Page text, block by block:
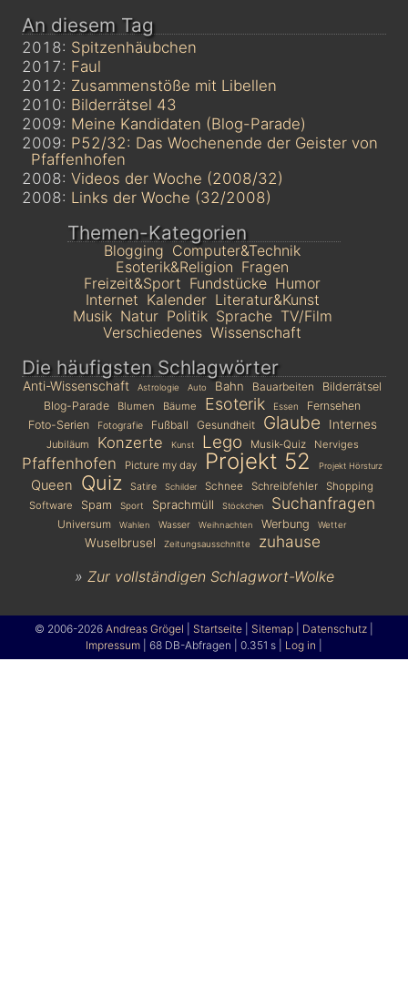
An diesem Tag
2018: Spitzenhäubchen
2017: Faul
2012: Zusammenstöße mit Libellen
2010: Bilderrätsel 43
2009: Meine Kandidaten (Blog-Parade)
2009: P52/32: Das Wochenende der Geister von
Pfaffenhofen
2008: Videos der Woche (2008/32)
2008: Links der Woche (32/2008)
Themen-Kategorien
Blogging Computer&Technik
Esoterik&Religion Fragen
Freizeit&Sport Fundstücke Humor
Internet Kalender Literatur&Kunst
Musik Natur Politik Sprache TV/Film
Verschiedenes Wissenschaft
Die häufigsten Schlagwörter
Anti-Wissenschaft Astrologie Auto Bahn Bauarbeiten
Bilderrätsel
Blog-Parade
Blumen Bäume Esoterik Essen
Fernsehen
Foto-Serien
Fotografie Fußball Gesundheit Glaube Internes
Jubiläum Konzerte Kunst Lego Musik-Quiz Nerviges
Pfaffenhofen Picture my day Projekt 52 Projekt Hörsturz
Queen Quiz Satire Schilder Schnee Schreibfehler
Shopping
Software
Spam Sport Sprachmüll Stöckchen Suchanfragen
Universum Wahlen Wasser Weihnachten Werbung Wetter
Wuselbrusel Zeitungsausschnitte zuhause
» Zur vollständigen Schlagwort-Wolke
© 2006-2026 Andreas Grögel Startseite Sitemap Datenschutz
Impressum | 68 DB-Abfragen | 0.351 s | Log in